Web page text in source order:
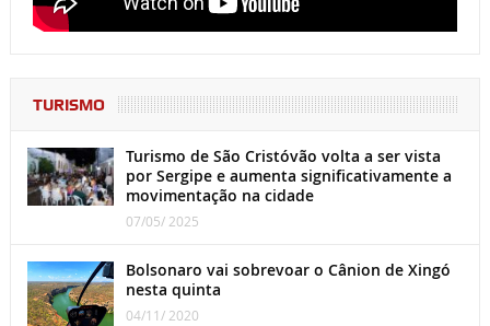
TURISMO
Turismo de São Cristóvão volta a ser vista
por Sergipe e aumenta significativamente a
movimentação na cidade
07/05/ 2025
Bolsonaro vai sobrevoar o Cânion de Xingó
nesta quinta
04/11/ 2020